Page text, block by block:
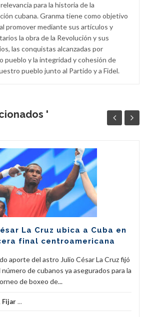
para la historia de la
cubana. Granma tiene como objetivo
promover mediante sus artículos y
la obra de la Revolución y sus
las conquistas alcanzadas por
pueblo y la integridad y cohesión de
pueblo junto al Partido y a Fidel.
'
La Cruz ubica a Cuba en
final centroamericana
aporte del astro Julio César La Cruz fijó
de cubanos ya asegurados para la
de boxeo de...
Fijar...